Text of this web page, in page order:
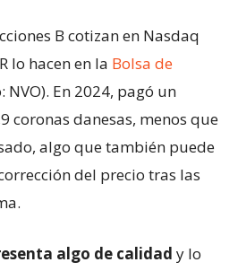
B cotizan en Nasdaq
lo hacen en la Bolsa de
NVO). En 2024, pagó un
coronas danesas, menos que
algo que también puede
del precio tras las
algo de calidad y lo